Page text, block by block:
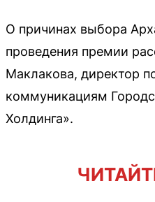
О причинах выбора
проведения премии
Маклакова, директор
коммуникациям
Холдинга».